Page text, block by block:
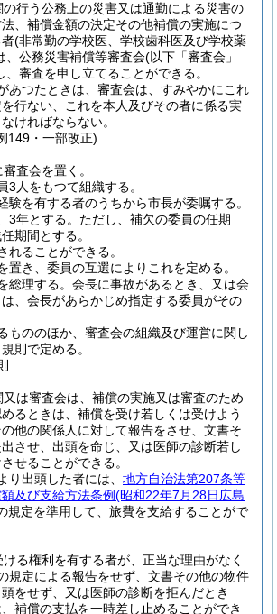
の行う公務上の災害又は通勤による災害の
、補償金額の決定その他補償の実施につ
(非常勤の学校医、学校歯科医及び学校薬
、公務災害補償等審査会(以下「審査会」
、審査を申し立てることができる。
あつたときは、審査会は、すみやかにこれ
行ない、これを本人及びその者に係る実
ければならない。
149・一部改正)
査会を置く。
3人をもつて組織する。
験を有する者のうちから市長が委嘱する。
3年とする。 ただし、補欠の委員の任期
期間とする。
れることができる。
置き、委員の互選によりこれを定める。
総理する。 会長に事故があるとき、又は会
、会長があらかじめ指定する委員がその
もののほか、審査会の組織及び運営に関し
則で定める。
又は審査会は、補償の実施又は審査のため
るときは、補償を受け若しくは受けよう
他の関係人に対して報告をさせ、文書そ
させ、出頭を命じ、又は医師の診断若し
せることができる。
り出頭した者には、 地方自治法第207条等
及び支給方法条例(昭和22年7月28日広島
規定を準用して、旅費を支給することがで
る権利を有する者が、正当な理由がなく
規定による報告をせず、文書その他の物件
をせず、又は医師の診断を拒んだとき
補償の支払を一時差し止めることができ